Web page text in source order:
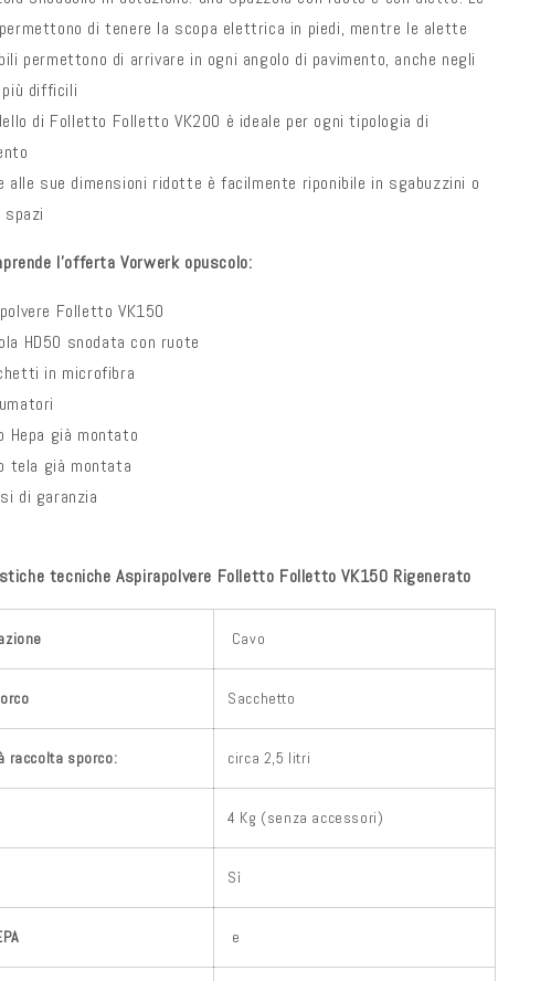
di tenere la scopa elettrica in piedi, mentre le alette
permettono di arrivare in ogni angolo di pavimento, anche negli
difficili
di Folletto Folletto VK200 è ideale per ogni tipologia di
alle sue dimensioni ridotte è facilmente riponibile in sgabuzzini o
spazi
l'offerta Vorwerk opuscolo:
Folletto VK150
HD50 snodata con ruote
in microfibra
Hepa già montato
tela già montata
di garanzia
tecniche Aspirapolvere Folletto Folletto VK150 Rigenerato
Cavo
Sacchetto
raccolta sporco: circa 2,5 litri
4 Kg (senza accessori)
Sì
e